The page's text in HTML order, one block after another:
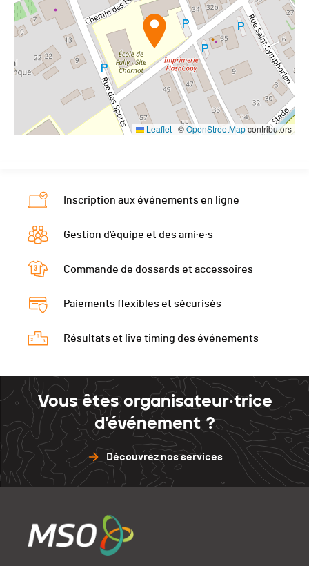
Leaflet | ©OpenStreetMapcontributors
Inscription aux événements en ligne
Gestion d'équipe et des ami·e·s
Commande de dossards et accessoires
Paiements flexibles et sécurisés
Résultats et live timing des événements
Vous êtes organisateur·trice
d'événement ?
Découvrez nos services